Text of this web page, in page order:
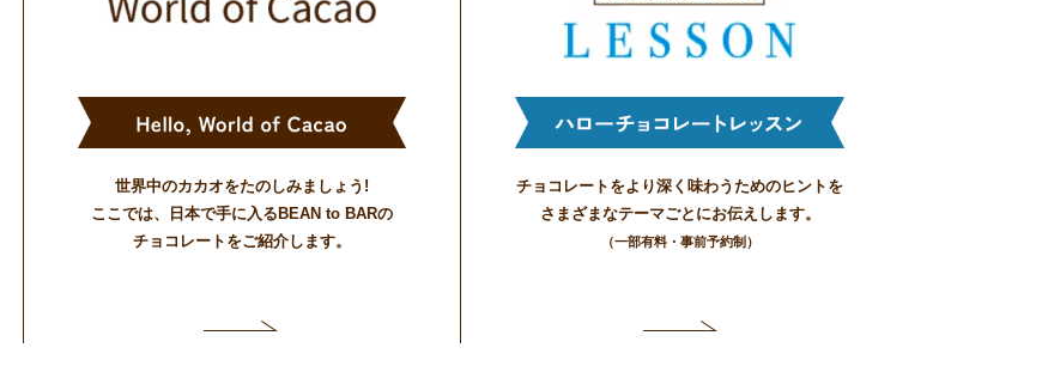
世界中のカカオをたのしみましょう!
ここでは、日本で手に入るBEAN to BARの
チョコレートをご紹介します。
チョコレートをより深く味わうためのヒントを
さまざまなテーマごとにお伝えします。
（一部有料・事前予約制）